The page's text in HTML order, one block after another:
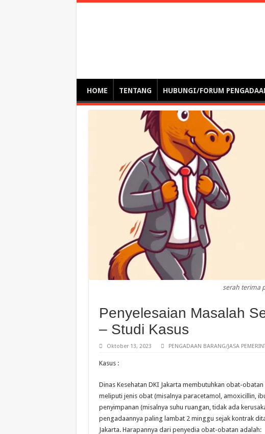
HOME TENTANG HUBUNGI/FORUM
serah terima
Penyelesaian Masalah
– Studi Kasus
Oktober 13, 2023 PENGADAAN BARANG/JASA
Kasus :
Dinas Kesehatan DKI Jakarta membutuhkan obat-
meliputi jenis obat (misalnya paracetamol, amoxicillin,
penyimpanan (misalnya suhu ruangan, tidak ada
pengadaannya paling lambat 2 minggu sejak kontrak
Jakarta. Harapannya dari penyedia obat-obatan adalah: